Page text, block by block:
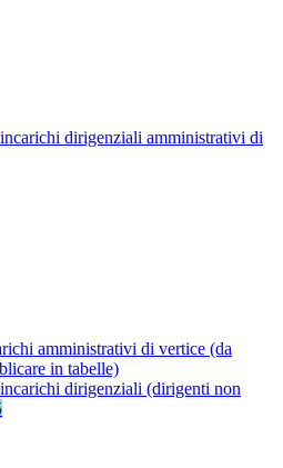
dirigenziali amministrativi di
amministrativi di vertice (da
in tabelle)
dirigenziali (dirigenti non